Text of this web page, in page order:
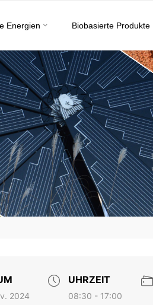
Energien Biobasierte Produkte
2024
UHRZEIT
08:30 - 17:00